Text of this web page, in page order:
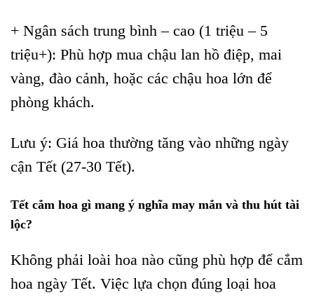
+ Ngân sách trung bình – cao (1 triệu – 5
triệu+): Phù hợp mua chậu lan hồ điệp, mai
vàng, đào cảnh, hoặc các chậu hoa lớn để
phòng khách.
Lưu ý: Giá hoa thường tăng vào những ngày
cận Tết (27-30 Tết).
Tết cắm hoa gì mang ý nghĩa may mắn và thu hút tài
lộc?
Không phải loài hoa nào cũng phù hợp để cắm
hoa ngày Tết. Việc lựa chọn đúng loại hoa